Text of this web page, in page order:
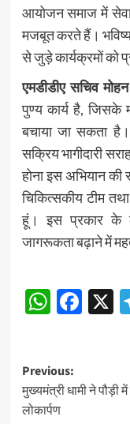
आयोजन समाज में
मजबूत करते हैं।
से जुड़े कार्यक्रमों को
एमडीडीए सचिव
पुण्य कार्य है, जिसके
बचाया जा सकता
सक्रिय भागीदारी
होना इस अभियान
चिकित्सकीय टीम
हूं। इस प्रकार के
जागरूकता बढ़ाने में
Post
X
Post
Previous:
मुख्यमंत्री धामी ने पौड़ी
लोकार्पण